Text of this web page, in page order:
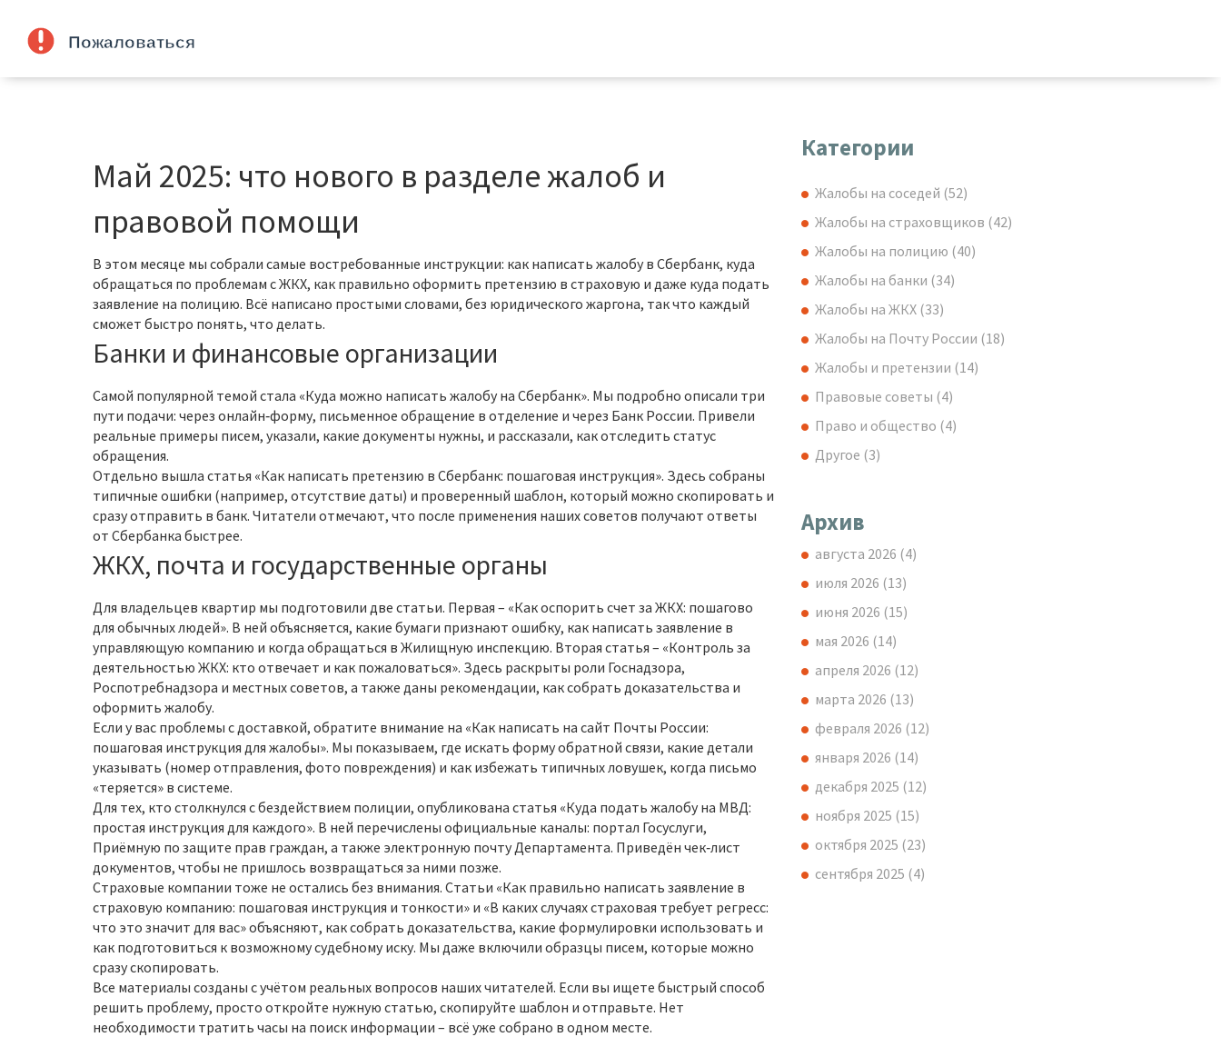
Май 2025: что нового в разделе жалоб и
правовой помощи
В этом месяце мы собрали самые востребованные инструкции: как написать жалобу в Сбербанк, куда
обращаться по проблемам с ЖКХ, как правильно оформить претензию в страховую и даже куда подать
заявление на полицию. Всё написано простыми словами, без юридического жаргона, так что каждый
сможет быстро понять, что делать.
Банки и финансовые организации
Самой популярной темой стала «Куда можно написать жалобу на Сбербанк». Мы подробно описали три
пути подачи: через онлайн‑форму, письменное обращение в отделение и через Банк России. Привели
реальные примеры писем, указали, какие документы нужны, и рассказали, как отследить статус
обращения.
Отдельно вышла статья «Как написать претензию в Сбербанк: пошаговая инструкция». Здесь собраны
типичные ошибки (например, отсутствие даты) и проверенный шаблон, который можно скопировать и
сразу отправить в банк. Читатели отмечают, что после применения наших советов получают ответы
от Сбербанка быстрее.
ЖКХ, почта и государственные органы
Для владельцев квартир мы подготовили две статьи. Первая – «Как оспорить счет за ЖКХ: пошагово
для обычных людей». В ней объясняется, какие бумаги признают ошибку, как написать заявление в
управляющую компанию и когда обращаться в Жилищную инспекцию. Вторая статья – «Контроль за
деятельностью ЖКХ: кто отвечает и как пожаловаться». Здесь раскрыты роли Госнадзора,
Роспотребнадзора и местных советов, а также даны рекомендации, как собрать доказательства и
оформить жалобу.
Если у вас проблемы с доставкой, обратите внимание на «Как написать на сайт Почты России:
пошаговая инструкция для жалобы». Мы показываем, где искать форму обратной связи, какие детали
указывать (номер отправления, фото повреждения) и как избежать типичных ловушек, когда письмо
«теряется» в системе.
Для тех, кто столкнулся с бездействием полиции, опубликована статья «Куда подать жалобу на МВД:
простая инструкция для каждого». В ней перечислены официальные каналы: портал Госуслуги,
Приёмную по защите прав граждан, а также электронную почту Департамента. Приведён чек‑лист
документов, чтобы не пришлось возвращаться за ними позже.
Страховые компании тоже не остались без внимания. Статьи «Как правильно написать заявление в
страховую компанию: пошаговая инструкция и тонкости» и «В каких случаях страховая требует регресс:
что это значит для вас» объясняют, как собрать доказательства, какие формулировки использовать и
как подготовиться к возможному судебному иску. Мы даже включили образцы писем, которые можно
сразу скопировать.
Все материалы созданы с учётом реальных вопросов наших читателей. Если вы ищете быстрый способ
решить проблему, просто откройте нужную статью, скопируйте шаблон и отправьте. Нет
необходимости тратить часы на поиск информации – всё уже собрано в одном месте.
Категории
Жалобы на соседей (52)
Жалобы на страховщиков (42)
Жалобы на полицию (40)
Жалобы на банки (34)
Жалобы на ЖКХ (33)
Жалобы на Почту России (18)
Жалобы и претензии (14)
Правовые советы (4)
Право и общество (4)
Другое (3)
Архив
августа 2026 (4)
июля 2026 (13)
июня 2026 (15)
мая 2026 (14)
апреля 2026 (12)
марта 2026 (13)
февраля 2026 (12)
января 2026 (14)
декабря 2025 (12)
ноября 2025 (15)
октября 2025 (23)
сентября 2025 (4)